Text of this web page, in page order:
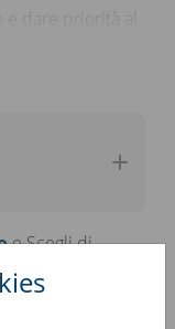
dare priorità al
e Scegli di
! in un